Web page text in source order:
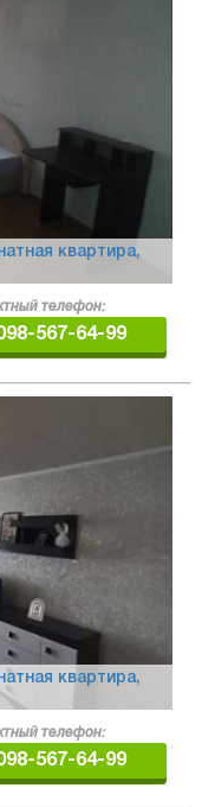
квартира,
телефон:
567-64-99
квартира,
телефон:
567-64-99